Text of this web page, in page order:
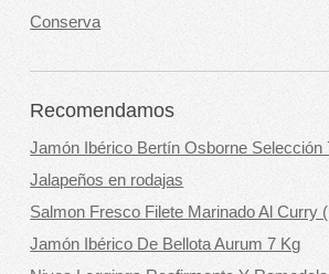
Conserva
Recomendamos
Jamón Ibérico Bertín Osborne Selección
Jalapeños en rodajas
Salmon Fresco Filete Marinado Al Curry
Jamón Ibérico De Bellota Aurum 7 Kg